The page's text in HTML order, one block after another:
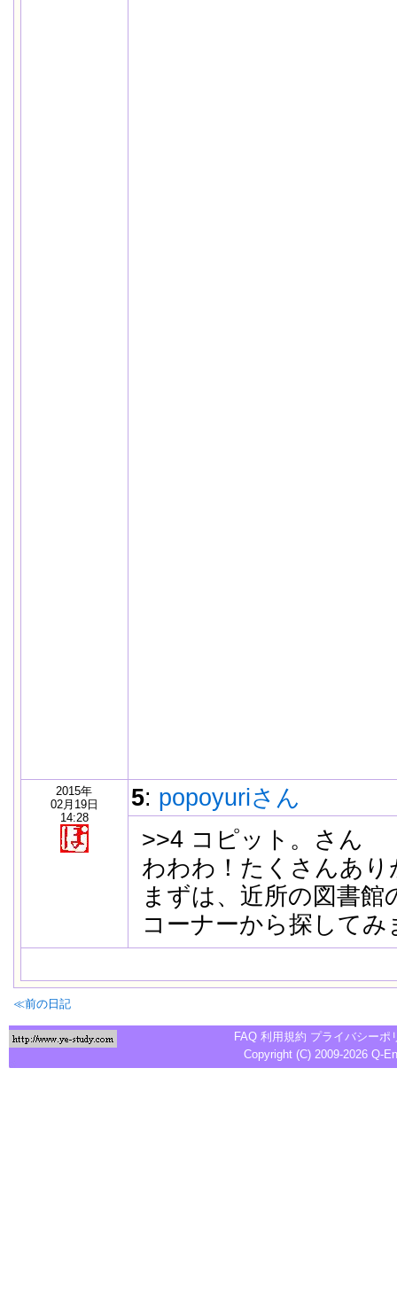
2015年
02月19日
14:28
5: popoyuriさん
>>4 コピット。さん
わわわ！たくさんあり
まずは、近所の図書館
コーナーから探してみ
≪前の日記
FAQ 利用規約 プライバシーポ
Copyright (C) 2009-2026 Q-